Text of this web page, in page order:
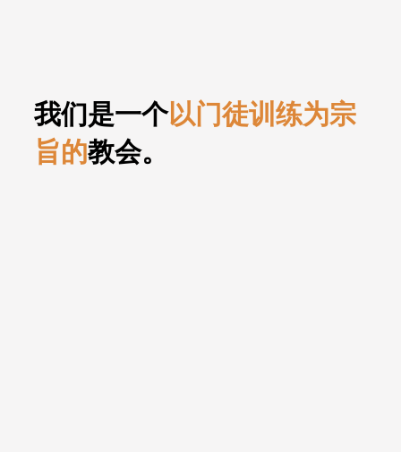
我们是一个以门徒训练为宗
旨的教会。